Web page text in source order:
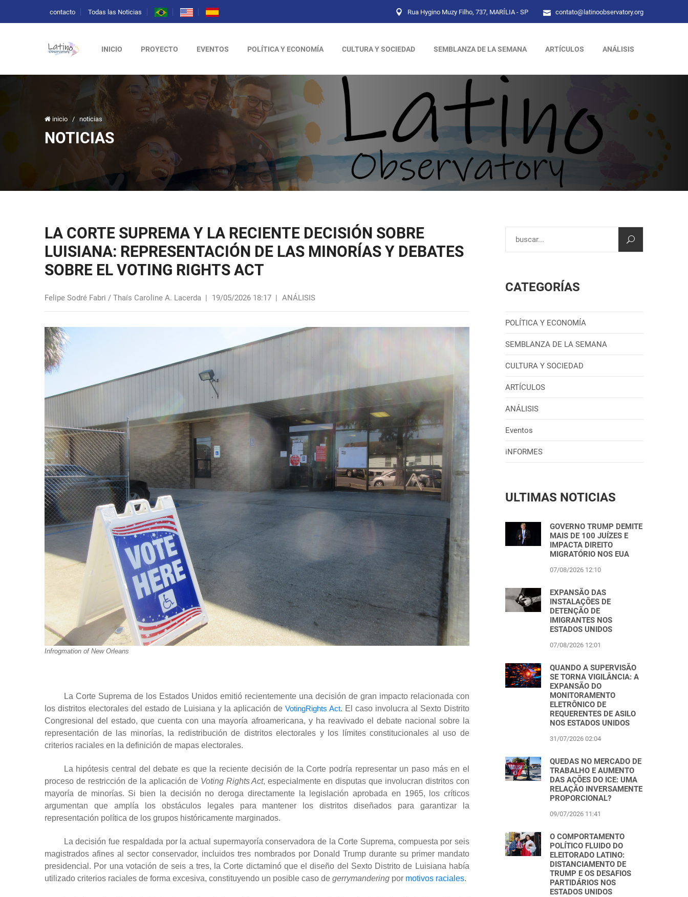
contacto Todas las Noticias Rua Hygino Muzy Filho, 737, MARÍLIA - SP contato@latinoobservatory.org
INICIO PROYECTO EVENTOS POLÍTICA Y ECONOMÍA CULTURA Y SOCIEDAD SEMBLANZA DE LA SEMANA ARTÍCULOS ANÁLISIS
inicio / noticias
NOTICIAS
LA CORTE SUPREMA Y LA RECIENTE DECISIÓN SOBRE
LUISIANA: REPRESENTACIÓN DE LAS MINORÍAS Y DEBATES
SOBRE EL VOTING RIGHTS ACT
Felipe Sodré Fabri / Thaís Caroline A. Lacerda | 19/05/2026 18:17 | ANÁLISIS
Infrogmation of New Orleans
La Corte Suprema de los Estados Unidos emitió recientemente una decisión de gran impacto relacionada con
los distritos electorales del estado de Luisiana y la aplicación de VotingRights Act. El caso involucra al Sexto Distrito
Congresional del estado, que cuenta con una mayoría afroamericana, y ha reavivado el debate nacional sobre la
representación de las minorías, la redistribución de distritos electorales y los límites constitucionales al uso de
criterios raciales en la definición de mapas electorales.
La hipótesis central del debate es que la reciente decisión de la Corte podría representar un paso más en el
proceso de restricción de la aplicación de Voting Rights Act, especialmente en disputas que involucran distritos con
mayoría de minorías. Si bien la decisión no deroga directamente la legislación aprobada en 1965, los críticos
argumentan que amplía los obstáculos legales para mantener los distritos diseñados para garantizar la
representación política de los grupos históricamente marginados.
La decisión fue respaldada por la actual supermayoría conservadora de la Corte Suprema, compuesta por seis
magistrados afines al sector conservador, incluidos tres nombrados por Donald Trump durante su primer mandato
presidencial. Por una votación de seis a tres, la Corte dictaminó que el diseño del Sexto Distrito de Luisiana había
utilizado criterios raciales de forma excesiva, constituyendo un posible caso de gerrymandering por motivos raciales.
CATEGORÍAS
POLÍTICA Y ECONOMÍA
SEMBLANZA DE LA SEMANA
CULTURA Y SOCIEDAD
ARTÍCULOS
ANÁLISIS
Eventos
iNFORMES
ULTIMAS NOTICIAS
GOVERNO TRUMP DEMITE
MAIS DE 100 JUÍZES E
IMPACTA DIREITO
MIGRATÓRIO NOS EUA
07/08/2026 12:10
EXPANSÃO DAS
INSTALAÇÕES DE
DETENÇÃO DE
IMIGRANTES NOS
ESTADOS UNIDOS
07/08/2026 12:01
QUANDO A SUPERVISÃO
SE TORNA VIGILÂNCIA: A
EXPANSÃO DO
MONITORAMENTO
ELETRÔNICO DE
REQUERENTES DE ASILO
NOS ESTADOS UNIDOS
31/07/2026 02:04
QUEDAS NO MERCADO DE
TRABALHO E AUMENTO
DAS AÇÕES DO ICE: UMA
RELAÇÃO INVERSAMENTE
PROPORCIONAL?
09/07/2026 11:41
O COMPORTAMENTO
POLÍTICO FLUIDO DO
ELEITORADO LATINO:
DISTANCIAMENTO DE
TRUMP E OS DESAFIOS
PARTIDÁRIOS NOS
ESTADOS UNIDOS